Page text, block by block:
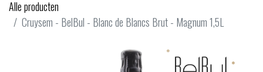
Alle producten
Cruysem - BelBul - Blanc de Blancs Brut - Magnum 1,5L